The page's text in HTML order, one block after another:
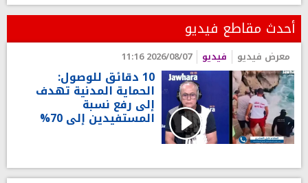
أحدث مقاطع فيديو
معرض فيديو فيديو 2026/08/07 11:16
10 دقائق للوصول:
الحماية المدنية تهدف
إلى رفع نسبة
المستفيدين إلى 70%